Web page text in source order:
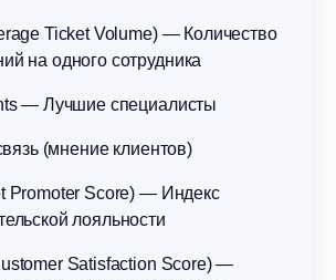
Ticket Volume) — Количество
на одного сотрудника
— Лучшие специалисты
(мнение клиентов)
Promoter Score) — Индекс
лояльности
Satisfaction Score) —